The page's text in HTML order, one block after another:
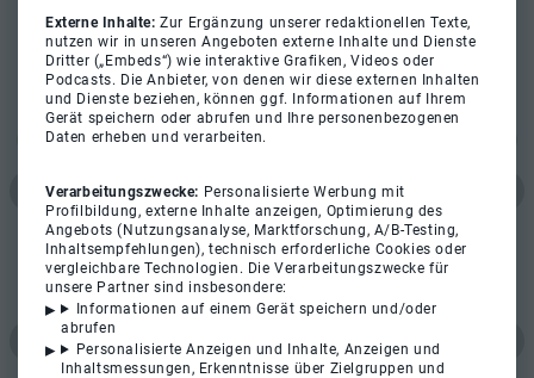
Externe Inhalte:Zur Ergänzung unserer redaktionellen Texte,
nutzen wir in unseren Angeboten externe Inhalte und Dienste
Dritter („Embeds“) wie interaktive Grafiken, Videos oder
Podcasts. Die Anbieter, von denen wir diese externen Inhalten
und Dienste beziehen, können ggf. Informationen auf Ihrem
Gerät speichern oder abrufen und Ihre personenbezogenen
Daten erheben und verarbeiten.
Verarbeitungszwecke: Personalisierte Werbung mit
Profilbildung, externe Inhalte anzeigen, Optimierung des
Angebots (Nutzungsanalyse, Marktforschung, A/B-Testing,
Inhaltsempfehlungen), technisch erforderliche Cookies oder
vergleichbare Technologien. Die Verarbeitungszwecke für
unsere Partner sind insbesondere:
Informationen auf einem Gerät speichern und/oder
abrufen
Personalisierte Anzeigen und Inhalte, Anzeigen und
Inhaltsmessungen, Erkenntnisse über Zielgruppen und